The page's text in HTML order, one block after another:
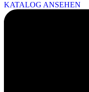
KATALOG ANSEHEN